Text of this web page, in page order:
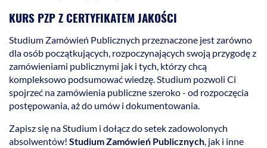
KURS PZP Z CERTYFIKATEM JAKOŚCI
Studium Zamówień Publicznych przeznaczone jest zarówno
dla osób początkujących, rozpoczynających swoją przygodę z
zamówieniami publicznymi jak i tych, którzy chcą
kompleksowo podsumować wiedzę. Studium pozwoli Ci
spojrzeć na zamówienia publiczne szeroko - od rozpoczęcia
postępowania, aż do umów i dokumentowania.
Zapisz się na Studium i dołącz do setek zadowolonych
absolwentów! Studium Zamówień Publicznych, jak i inne